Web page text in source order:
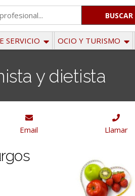
SERVICIO OCIO Y TURISMO
y dietista
Email Llamar